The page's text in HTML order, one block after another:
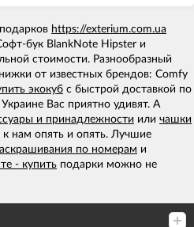
https://exterium.com.ua
бук BlankNote Hipster и
стоимости. Разнообразный
от известных брендов: Comfy
экокуб с быстрой доставкой по
Вас приятно удивят. А
и принадлежности или чашки
к нам опять и опять. Лучшие
по номерам и
- купить подарки можно не